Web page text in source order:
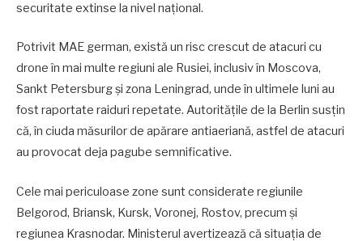
securitate extinse la nivel național.
Potrivit MAE german, există un risc crescut de atacuri cu
drone în mai multe regiuni ale Rusiei, inclusiv în Moscova,
Sankt Petersburg și zona Leningrad, unde în ultimele luni au
fost raportate raiduri repetate. Autoritățile de la Berlin susțin
că, în ciuda măsurilor de apărare antiaeriană, astfel de atacuri
au provocat deja pagube semnificative.
Cele mai periculoase zone sunt considerate regiunile
Belgorod, Briansk, Kursk, Voronej, Rostov, precum și
regiunea Krasnodar. Ministerul avertizează că situația de